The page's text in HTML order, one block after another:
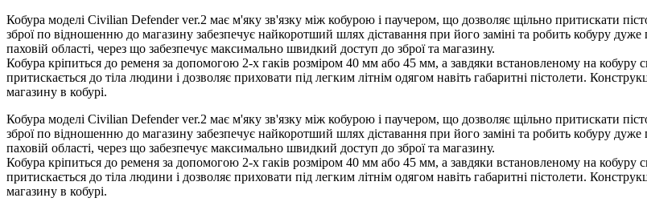
Кобура моделі Civilian Defender ver.2 має м'яку зв'язку між кобурою і паучером, що дозволяє щільно притискати
зброї по відношенню до магазину забезпечує найкоротший шлях діставання при його заміні та робить кобуру
паховій області, через що забезпечує максимально швидкий доступ до зброї та магазину.
Кобура кріпиться до ременя за допомогою 2-х гаків розміром 40 мм або 45 мм, а завдяки встановленому на кобуру
притискається до тіла людини і дозволяє приховати під легким літнім одягом навіть габаритні пістолети.
магазину в кобурі.
Кобура моделі Civilian Defender ver.2 має м'яку зв'язку між кобурою і паучером, що дозволяє щільно притискати
зброї по відношенню до магазину забезпечує найкоротший шлях діставання при його заміні та робить кобуру
паховій області, через що забезпечує максимально швидкий доступ до зброї та магазину.
Кобура кріпиться до ременя за допомогою 2-х гаків розміром 40 мм або 45 мм, а завдяки встановленому на кобуру
притискається до тіла людини і дозволяє приховати під легким літнім одягом навіть габаритні пістолети.
магазину в кобурі.